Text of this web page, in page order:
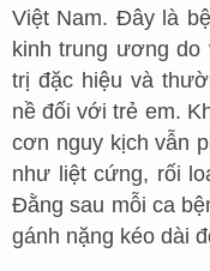
Việt Nam. Đây là
kinh trung ương do
trị đặc hiệu và
nề đối với trẻ em.
cơn nguy kịch vẫn
như liệt cứng, rối
Đằng sau mỗi ca
gánh nặng kéo dài